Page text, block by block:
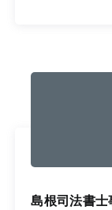
島根司法書士